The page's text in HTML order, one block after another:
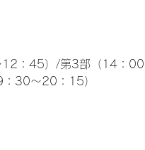
：45）/第3部（14：
30～20：15）